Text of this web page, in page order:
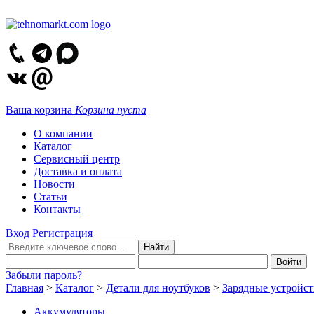
Ваша корзина Корзина пуста
О компании
Каталог
Сервисный центр
Доставка и оплата
Новости
Статьи
Контакты
Вход Регистрация
Забыли пароль?
Главная > Каталог > Детали для ноутбуков > Зарядные
Аккумуляторы